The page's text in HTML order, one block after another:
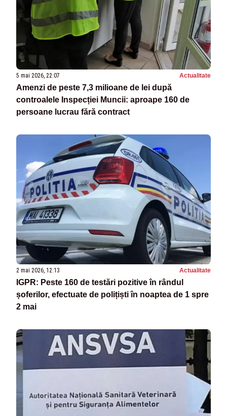
5 mai 2026, 22:07 Actualitate
Amenzi de peste 7,3 milioane de lei după
controalele Inspecției Muncii: aproape 160 de
persoane lucrau fără contract
2 mai 2026, 12:13 Actualitate
IGPR: Peste 160 de testări pozitive în rândul
șoferilor, efectuate de polițiști în noaptea de 1 spre
2 mai